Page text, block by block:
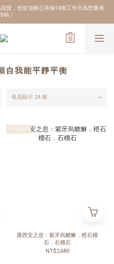
貨，也皆須耐心等候14個工作天為您量身
喲！
自我能平靜平衡
每頁顯示 24 個
週年慶活動
露西安之息：紫牙烏貔貅．橙石榴
石．石榴石
NT$2,680